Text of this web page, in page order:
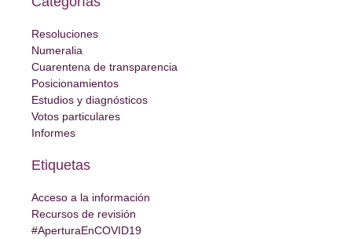
Resoluciones
Numeralia
Cuarentena de transparencia
Posicionamientos
Estudios y diagnósticos
Votos particulares
Informes
Etiquetas
Acceso a la información
Recursos de revisión
#AperturaEnCOVID19